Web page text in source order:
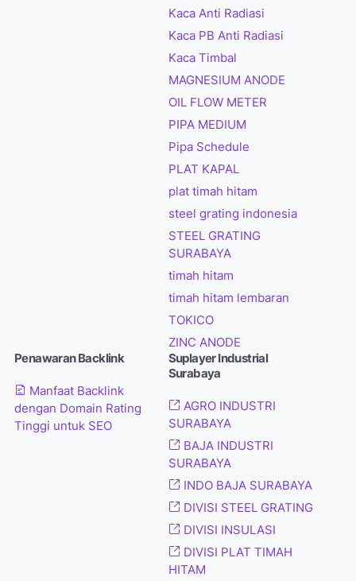
Kaca Anti Radiasi
Kaca PB Anti Radiasi
Kaca Timbal
MAGNESIUM ANODE
OIL FLOW METER
PIPA MEDIUM
Pipa Schedule
PLAT KAPAL
plat timah hitam
steel grating indonesia
STEEL GRATING
SURABAYA
timah hitam
timah hitam lembaran
TOKICO
ZINC ANODE
Penawaran Backlink
Manfaat Backlink
dengan Domain Rating
Tinggi untuk SEO
Suplayer Industrial
Surabaya
AGRO INDUSTRI
SURABAYA
BAJA INDUSTRI
SURABAYA
INDO BAJA SURABAYA
DIVISI STEEL GRATING
DIVISI INSULASI
DIVISI PLAT TIMAH
HITAM